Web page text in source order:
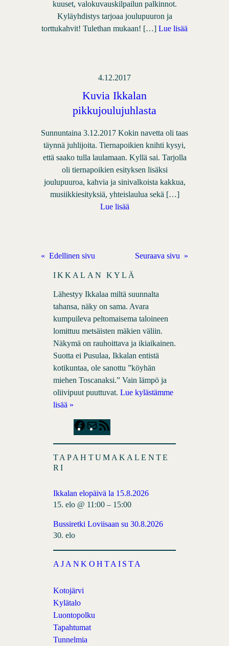
kuuset, valokuvauskilpailun palkinnot.
Kyläyhdistys tarjoaa joulupuuron ja
torttukahvit! Tulethan mukaan! […] Lue lisää
4.12.2017
Kuvia Ikkalan
pikkujoulujuhlasta
Sunnuntaina 3.12.2017 Kokin navetta oli taas
täynnä juhlijoita. Tiernapoikien knihti kysyi,
että saako tulla laulamaan. Kyllä sai. Tarjolla
oli tiernapoikien esityksen lisäksi
joulupuuroa, kahvia ja sinivalkoista kakkua,
musiikkiesityksiä, yhteislaulua sekä […]
Lue lisää
« Edellinen sivu Seuraava sivu »
IKKALAN KYLÄ
Lähestyy Ikkalaa miltä suunnalta
tahansa, näky on sama. Avara
kumpuileva peltomaisema taloineen
lomittuu metsäisten mäkien väliin.
Näkymä on rauhoittava ja ikiaikainen.
Suotta ei Pusulaa, Ikkalan entistä
kotikuntaa, ole sanottu ”köyhän
miehen Toscanaksi.” Vain lämpö ja
oliivipuut puuttuvat. Lue kylästämme
lisää »
F
a
e
o
M
a
l
S
F
d
TAPAHTUMAKALENTE
RI
Ikkalan elopäivä la 15.8.2026
15. elo @ 11:00 – 15:00
Bussiretki Loviisaan su 30.8.2026
30. elo
AJANKOHTAISTA
Kotojärvi
Kylätalo
Luontopolku
Tapahtumat
Tunnelmia